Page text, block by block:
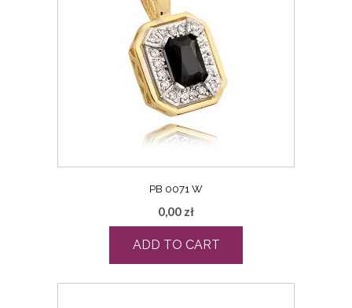
PB 0071 W
0,00 zł
ADD TO CART